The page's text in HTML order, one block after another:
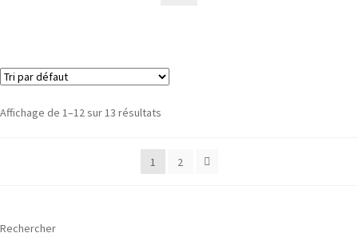
Affichage de 1–12 sur 13 résultats
1 2
Rechercher